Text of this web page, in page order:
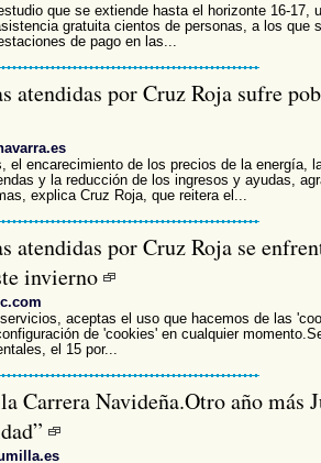
que se extiende hasta el horizonte 16-17,
gratuita cientos de personas, a los que
de pago en las...
atendidas por Cruz Roja sufre
el encarecimiento de los precios de la energía,
y la reducción de los ingresos y ayudas,
explica Cruz Roja, que reitera el...
atendidas por Cruz Roja se
invierno
aceptas el uso que hacemos de las
de 'cookies' en cualquier
el 15 por...
Carrera Navideña.Otro año más